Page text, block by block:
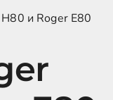
и Roger E80